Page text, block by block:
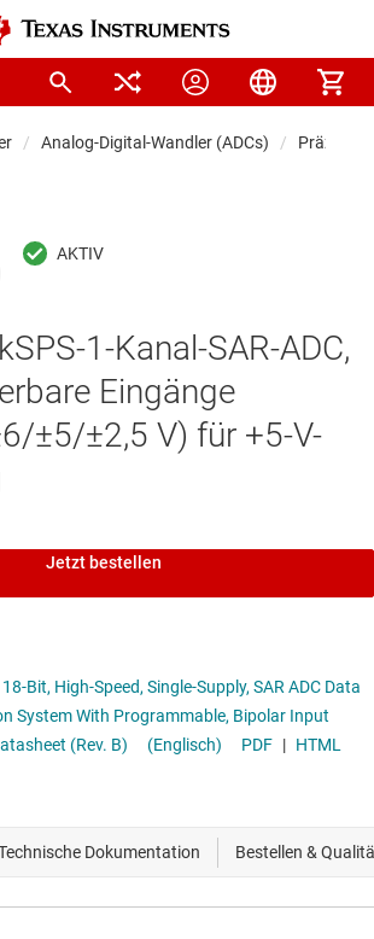
Analog-Digital-Wandler (ADCs)
1-Kanal-SAR-ADC,
Eingänge
±5/±2,5 V) für +5-V-
Jetzt bestellen
Bit, High-Speed, Single-Supply, SAR ADC Data
System With Programmable, Bipolar Input
(Rev. B)
(Englisch) PDF | HTML